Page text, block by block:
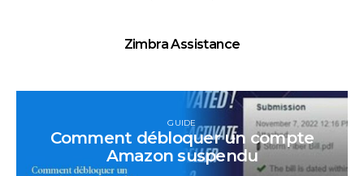
Zimbra Assistance
GUIDE
Comment débloquer un compte
Amazon suspendu